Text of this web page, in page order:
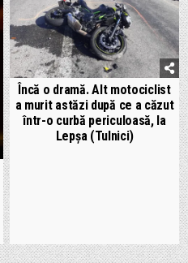
Încă o dramă. Alt motociclist
a murit astăzi după ce a căzut
într-o curbă periculoasă, la
Lepșa (Tulnici)